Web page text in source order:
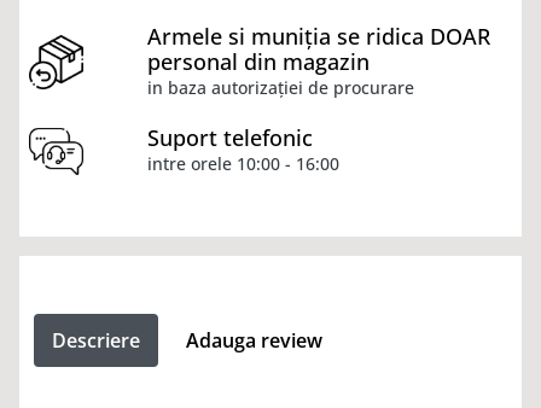
Armele si muniția se ridica DOAR
personal din magazin
in baza autorizației de procurare
Suport telefonic
intre orele 10:00 - 16:00
Descriere Adauga review